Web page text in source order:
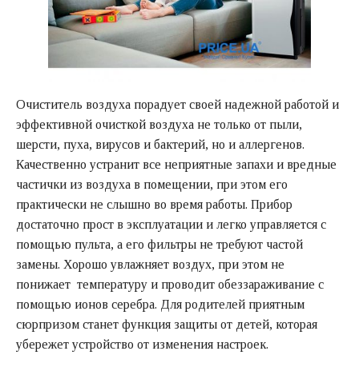
Очиститель воздуха порадует своей надежной работой и
эффективной очисткой воздуха не только от пыли,
шерсти, пуха, вирусов и бактерий, но и аллергенов.
Качественно устранит все неприятные запахи и вредные
частички из воздуха в помещении, при этом его
практически не слышно во время работы. Прибор
достаточно прост в эксплуатации и легко управляется с
помощью пульта, а его фильтры не требуют частой
замены. Хорошо увлажняет воздух, при этом не
понижает температуру и проводит обеззараживание с
помощью ионов серебра. Для родителей приятным
сюрпризом станет функция защиты от детей, которая
убережет устройство от изменения настроек.